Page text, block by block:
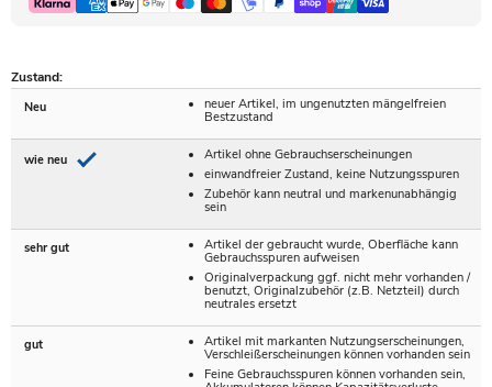
Zustand:
Neu
neuer Artikel, im ungenutzten mängelfreien
Bestzustand
wie neu
Artikel ohne Gebrauchserscheinungen
einwandfreier Zustand, keine Nutzungsspuren
Zubehör kann neutral und markenunabhängig
sein
sehr gut
Artikel der gebraucht wurde, Oberfläche kann
Gebrauchsspuren aufweisen
Originalverpackung ggf. nicht mehr vorhanden /
benutzt, Originalzubehör (z.B. Netzteil) durch
neutrales ersetzt
gut
Artikel mit markanten Nutzungserscheinungen,
Verschleißerscheinungen können vorhanden sein
Feine Gebrauchsspuren können vorhanden sein,